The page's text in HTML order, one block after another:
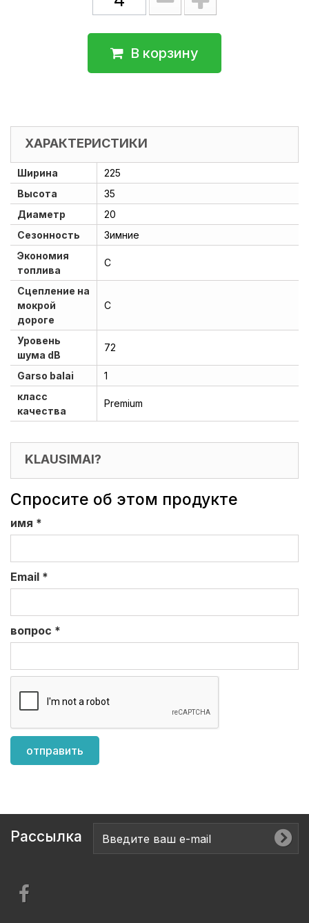
В корзину
ХАРАКТЕРИСТИКИ
Ширина
225
Высота
35
Диаметр
20
Сезонность
Зимние
Экономия
топлива
C
Сцепление на
мокрой
дороге
C
Уровень
шума dB
72
Garso balai
1
класс
качества
Premium
KLAUSIMAI?
Спросите об этом продукте
имя *
Email *
вопрос *
Рассылка